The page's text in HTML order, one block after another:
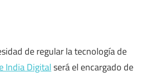
de regular la tecnología de
India Digitalserá el encargado de